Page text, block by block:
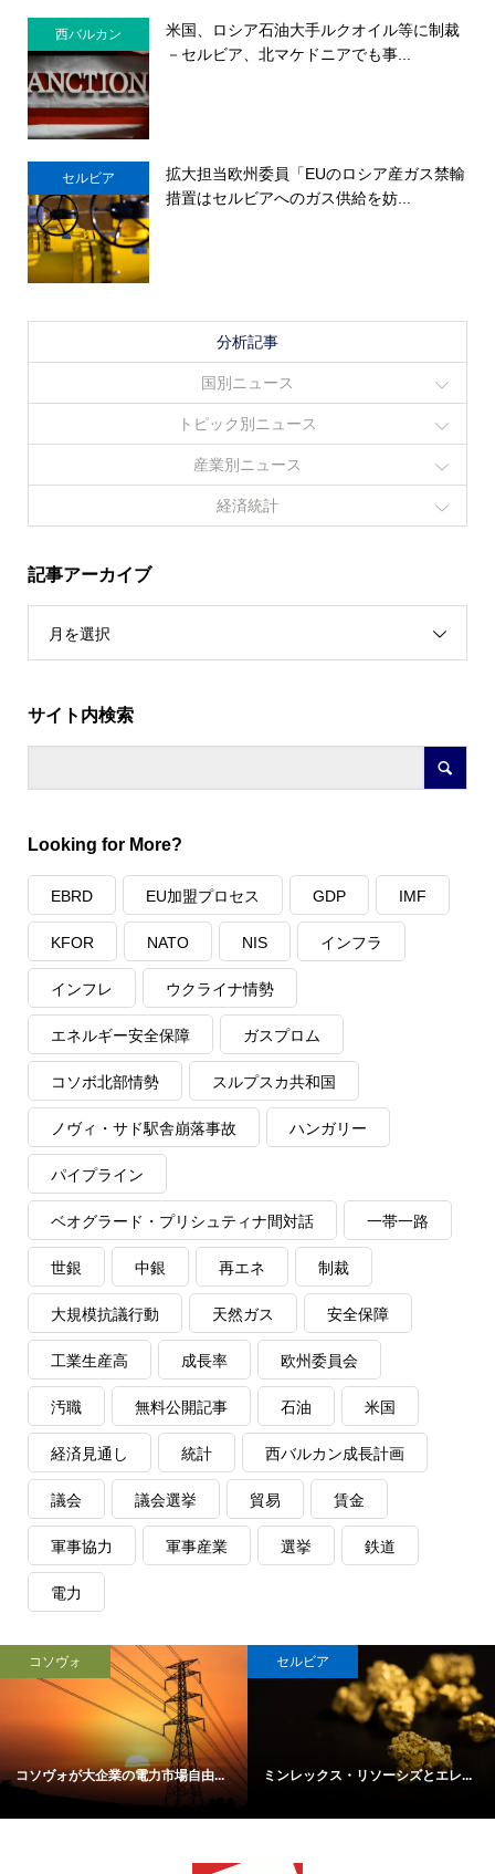
西バルカン
米国、ロシア石油大手ルクオイル等に制裁
－セルビア、北マケドニアでも事...
セルビア
拡大担当欧州委員「EUのロシア産ガス禁輸
措置はセルビアへのガス供給を妨...
分析記事
国別ニュース
トピック別ニュース
産業別ニュース
経済統計
記事アーカイブ
月を選択
サイト内検索
Looking for More?
EBRD EU加盟プロセス GDP IMF
KFOR NATO NIS インフラ
インフレ ウクライナ情勢
エネルギー安全保障 ガスプロム
コソボ北部情勢 スルプスカ共和国
ノヴィ・サド駅舎崩落事故 ハンガリー
パイプライン
ベオグラード・プリシュティナ間対話 一帯一路
世銀 中銀 再エネ 制裁
大規模抗議行動 天然ガス 安全保障
工業生産高 成長率 欧州委員会
汚職 無料公開記事 石油 米国
経済見通し 統計 西バルカン成長計画
議会 議会選挙 貿易 賃金
軍事協力 軍事産業 選挙 鉄道
電力
コソヴォ
コソヴォが大企業の電力市場自由...
セルビア
ミンレックス・リソーシズとエレ...